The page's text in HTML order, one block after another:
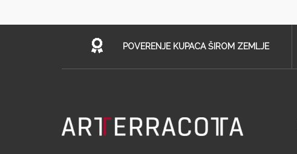
POVERENJE KUPACA ŠIROM ZEMLJE